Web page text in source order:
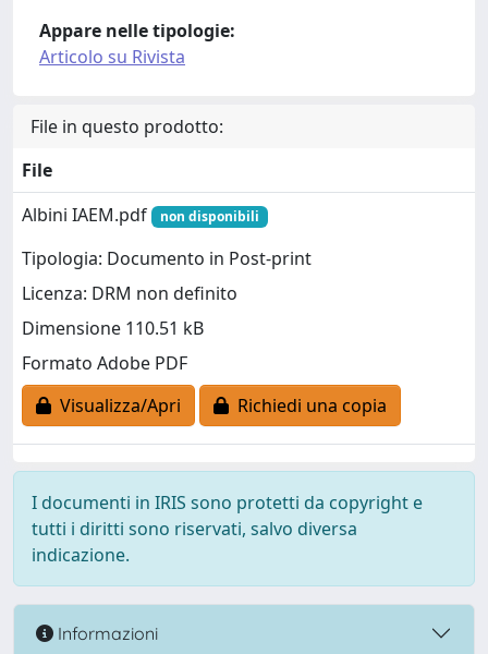
Appare nelle tipologie:
Articolo su Rivista
File in questo prodotto:
File
Albini IAEM.pdf
non disponibili
Tipologia: Documento in Post-print
Licenza: DRM non definito
Dimensione 110.51 kB
Formato Adobe PDF
Visualizza/Apri
Richiedi una copia
I documenti in IRIS sono protetti da copyright e
tutti i diritti sono riservati, salvo diversa
indicazione.
Informazioni